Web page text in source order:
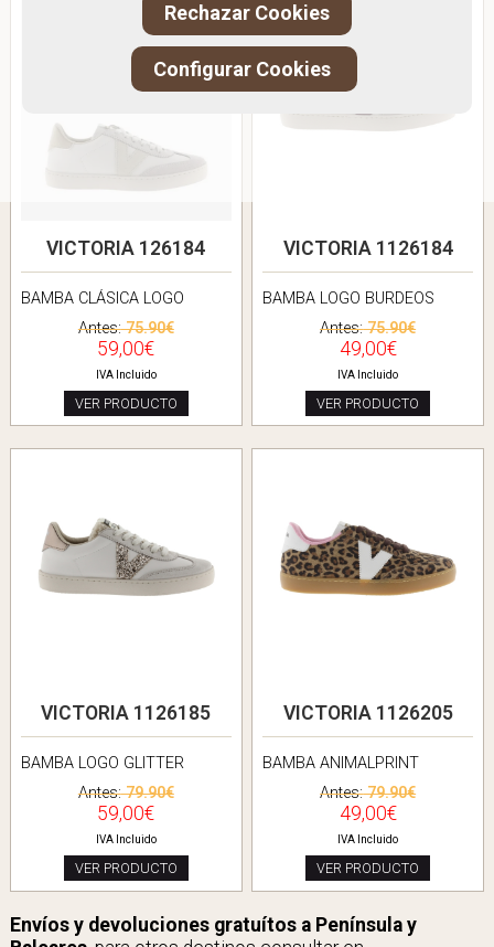
VICTORIA 126184
BAMBA CLÁSICA LOGO
Antes:75.90€
59,00€
IVA Incluido
VER PRODUCTO
VICTORIA 1126184
BAMBA LOGO BURDEOS
Antes:75.90€
49,00€
IVA Incluido
VER PRODUCTO
VICTORIA 1126185
BAMBA LOGO GLITTER
Antes:79.90€
59,00€
IVA Incluido
VER PRODUCTO
VICTORIA 1126205
BAMBA ANIMALPRINT
Antes:79.90€
49,00€
IVA Incluido
VER PRODUCTO
Envíos y devoluciones gratuítos a Península y
Rechazar Cookies
Configurar Cookies